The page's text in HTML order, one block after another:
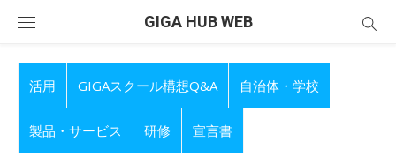
GIGA HUB WEB
活用 GIGAスクール構想Q&A 自治体・学校
製品・サービス 研修 宣言書